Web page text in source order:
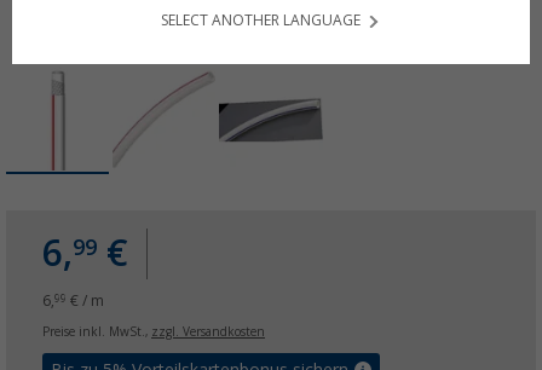
6,99 €
6,99 € / m
Preise inkl. MwSt., zzgl. Versandkosten
SELECT ANOTHER LANGUAGE